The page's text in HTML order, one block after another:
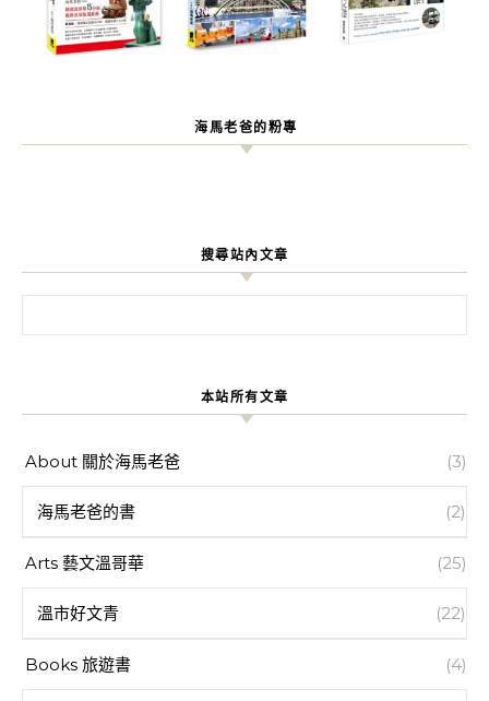
海馬老爸的粉專
搜尋站內文章
本站所有文章
About 關於海馬老爸 (3)
海馬老爸的書 (2)
Arts 藝文溫哥華 (25)
溫市好文青 (22)
Books 旅遊書 (4)